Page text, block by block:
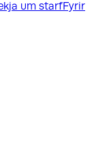
um starfFyrir